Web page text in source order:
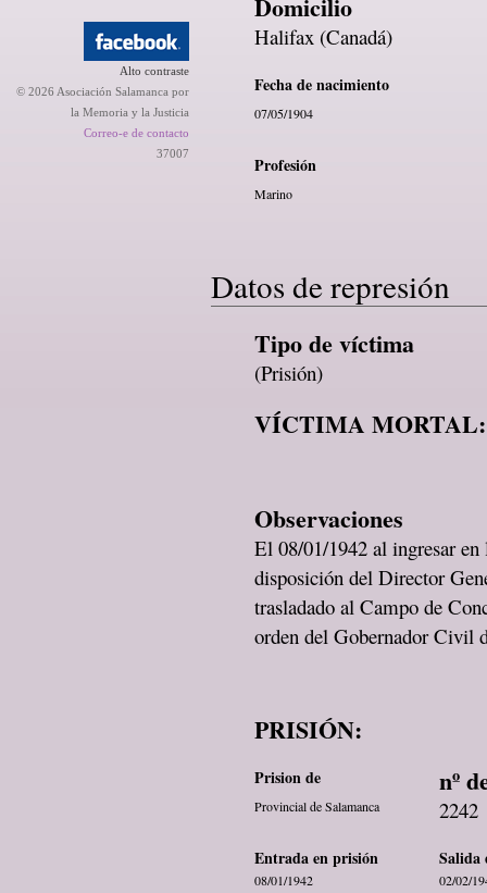
Alto contraste
© 2026 Asociación Salamanca por
la Memoria y la Justicia
Correo-e de contacto
37007
Halifax (Canadá)
Fecha de nacimiento
07/05/1904
Profesión
Marino
Datos de represión
Tipo de víctima
(Prisión)
VÍCTIMA MORTAL:
Observaciones
El 08/01/1942 al ingresar
disposición del Director
trasladado al Campo de
orden del Gobernador Civil
PRISIÓN:
Prision de nº
Provincial de Salamanca 2242
Entrada en prisión Salida
08/01/1942 02/02/